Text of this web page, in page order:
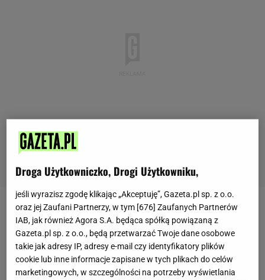
nerki
Droga Użytkowniczko, Drogi Użytkowniku,
jeśli wyrazisz zgodę klikając „Akceptuję”, Gazeta.pl sp. z o.o.
oraz jej Zaufani Partnerzy, w tym [676] Zaufanych Partnerów
IAB, jak również Agora S.A. będąca spółką powiązaną z
Gazeta.pl sp. z o.o., będą przetwarzać Twoje dane osobowe
takie jak adresy IP, adresy e-mail czy identyfikatory plików
cookie lub inne informacje zapisane w tych plikach do celów
marketingowych, w szczególności na potrzeby wyświetlania